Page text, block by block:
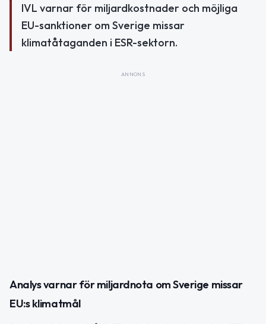
IVL varnar för miljardkostnader och möjliga
EU-sanktioner om Sverige missar
klimatåtaganden i ESR-sektorn.
ANNONS
Analys varnar för miljardnota om Sverige missar
EU:s klimatmål